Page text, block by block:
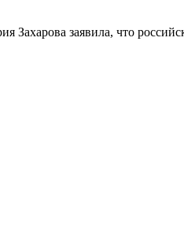
заявила, что